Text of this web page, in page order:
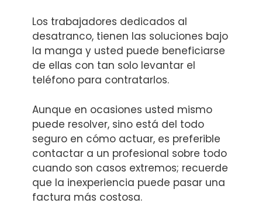
Los trabajadores dedicados al
desatranco, tienen las soluciones bajo
la manga y usted puede beneficiarse
de ellas con tan solo levantar el
teléfono para contratarlos.
Aunque en ocasiones usted mismo
puede resolver, sino está del todo
seguro en cómo actuar, es preferible
contactar a un profesional sobre todo
cuando son casos extremos; recuerde
que la inexperiencia puede pasar una
factura más costosa.